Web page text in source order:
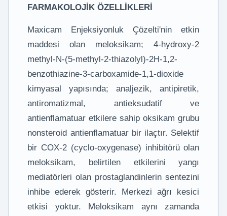
FARMAKOLOJİK ÖZELLİKLERİ
Maxicam Enjeksiyonluk Çözelti'nin etkin
maddesi olan meloksikam; 4-hydroxy-2
methyl-N-(5-methyl-2-thiazolyl)-2H-1,2-
benzothiazine-3-carboxamide-1,1-dioxide
kimyasal yapısında; analjezik, antipiretik,
antiromatizmal, antieksudatif ve
antienflamatuar etkilere sahip oksikam grubu
nonsteroid antienflamatuar bir ilaçtır. Selektif
bir COX-2 (cyclo-oxygenase) inhibitörü olan
meloksikam, belirtilen etkilerini yangı
mediatörleri olan prostaglandinlerin sentezini
inhibe ederek gösterir. Merkezi ağrı kesici
etkisi yoktur. Meloksikam aynı zamanda